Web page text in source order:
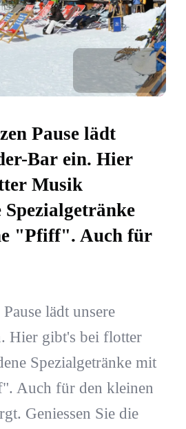
Pause lädt
Bar ein. Hier
Musik
Spezialgetränke
"Pfiff". Auch für
lädt unsere
Hier gibt's bei flotter
Spezialgetränke mit
Auch für den kleinen
Geniessen Sie die